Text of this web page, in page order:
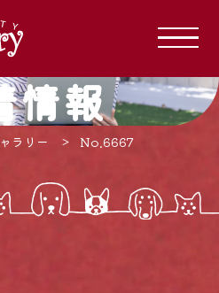
情報
ラリー No.6667